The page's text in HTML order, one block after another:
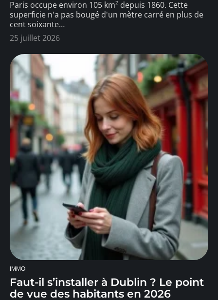
Paris occupe environ 105 km² depuis 1860. Cette
superficie n'a pas bougé d'un mètre carré en plus de
cent soixante…
25 juillet 2026
IMMO
Faut-il s’installer à Dublin ? Le point
de vue des habitants en 2026